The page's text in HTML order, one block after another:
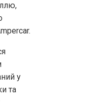
у
та